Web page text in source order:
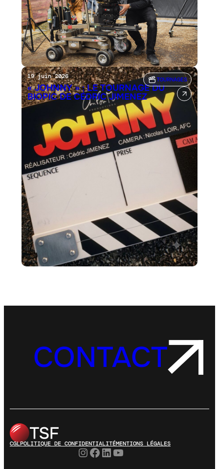
TOURNAGES
19 juin 2026
« JOHNNY » : LE TOURNAGE DU
BIOPIC DE CÉDRIC JIMENEZ
CONTACT
CGLPOLITIQUE DE CONFIDENTIALITÉMENTIONS LÉGALES
Instagram
Facebook
LinkedIn
YouTube